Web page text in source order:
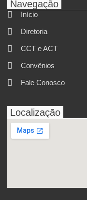
Navegação
Início
Diretoria
CCT e ACT
Convênios
Fale Conosco
Localização